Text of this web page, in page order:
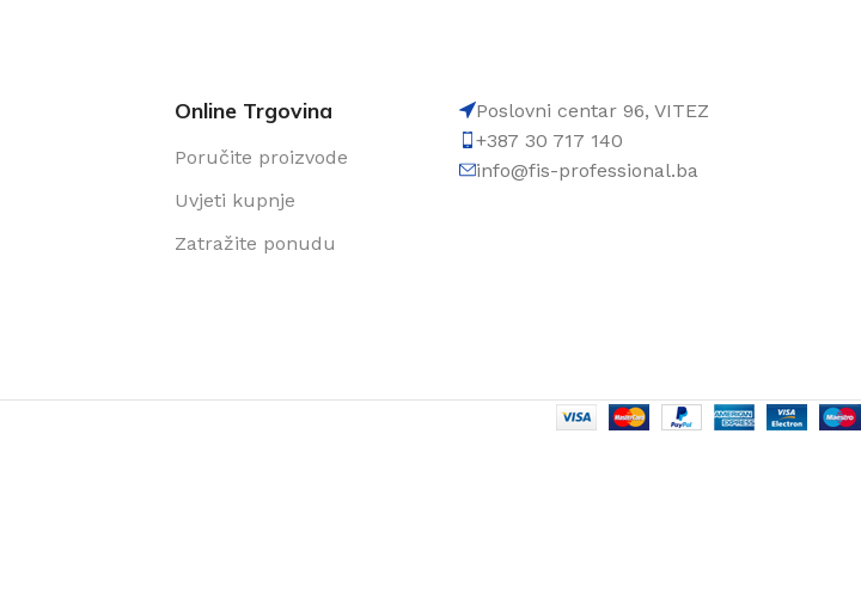
Online Trgovina
Poručite proizvode
Uvjeti kupnje
Zatražite ponudu
Poslovni centar 96, VITEZ
+387 30 717 140
info@fis-professional.ba